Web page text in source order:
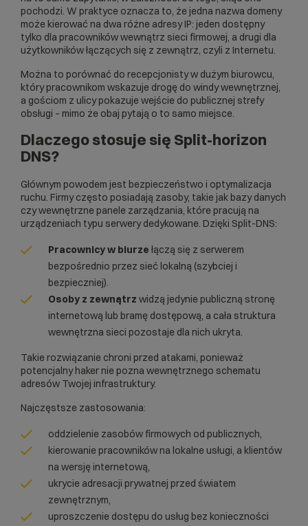
pochodzi. W praktyce oznacza to, że jedna nazwa domeny
może kierować na dwa różne adresy IP: jeden dostępny
tylko dla pracowników wewnątrz sieci firmowej, a drugi dla
użytkowników łączących się z zewnątrz, czyli z Internetu.
Można to porównać do recepcjonisty w dużym biurowcu,
który pracownikom wskazuje drogę do windy wewnętrznej,
a gościom z ulicy pokazuje wejście do publicznej strefy
obsługi – mimo że obaj pytają o to samo miejsce.
Dlaczego stosuje się Split-horizon
DNS?
Głównym powodem jest bezpieczeństwo i optymalizacja
ruchu. Firmy często posiadają zasoby, takie jak bazy danych
czy wewnętrzne panele zarządzania, które pracują na
urządzeniach typu serwery dedykowane. Dzięki Split-DNS:
Pracownicy w biurze łączą się z serwerem
bezpośrednio przez sieć lokalną (szybciej i
bezpieczniej).
Osoby z zewnątrz widzą jedynie publiczną stronę
internetową lub bramę dostępową, a cała struktura
wewnętrzna sieci pozostaje dla nich ukryta.
Takie rozwiązanie chroni przed atakami, ponieważ
potencjalny haker nie pozna wewnętrznego schematu
adresów Twojej infrastruktury.
Najczęstsze zastosowania:
oddzielenie zasobów firmowych od publicznych,
kierowanie pracowników na lokalne usługi, a klientów
na wersję internetową,
ukrycie adresacji prywatnej przed światem
zewnętrznym,
uproszczenie dostępu do usług bez konieczności